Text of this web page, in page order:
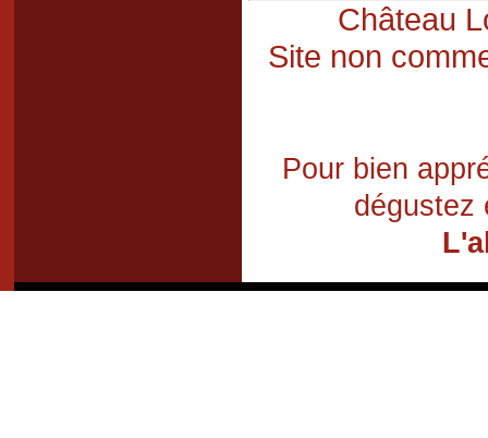
Château
Site non
Pour bien
dégustez